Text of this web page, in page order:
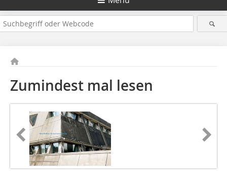
Zumindest mal lesen